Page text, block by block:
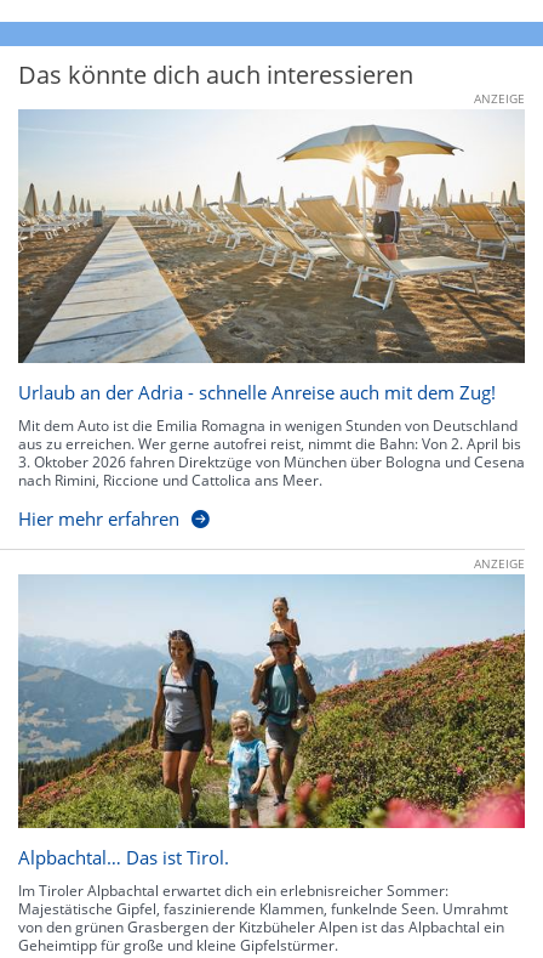
Das könnte dich auch interessieren
ANZEIGE
Urlaub an der Adria - schnelle Anreise auch mit dem Zug!
Mit dem Auto ist die Emilia Romagna in wenigen Stunden von Deutschland
aus zu erreichen. Wer gerne autofrei reist, nimmt die Bahn: Von 2. April bis
3. Oktober 2026 fahren Direktzüge von München über Bologna und Cesena
nach Rimini, Riccione und Cattolica ans Meer.
Hier mehr erfahren
ANZEIGE
Alpbachtal… Das ist Tirol.
Im Tiroler Alpbachtal erwartet dich ein erlebnisreicher Sommer:
Majestätische Gipfel, faszinierende Klammen, funkelnde Seen. Umrahmt
von den grünen Grasbergen der Kitzbüheler Alpen ist das Alpbachtal ein
Geheimtipp für große und kleine Gipfelstürmer.